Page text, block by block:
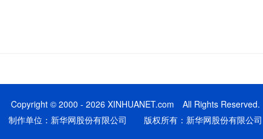
Copyright © 2000 - 2026 XINHUANET.com All Rights Reserved.
制作单位：新华网股份有限公司 版权所有：新华网股份有限公司